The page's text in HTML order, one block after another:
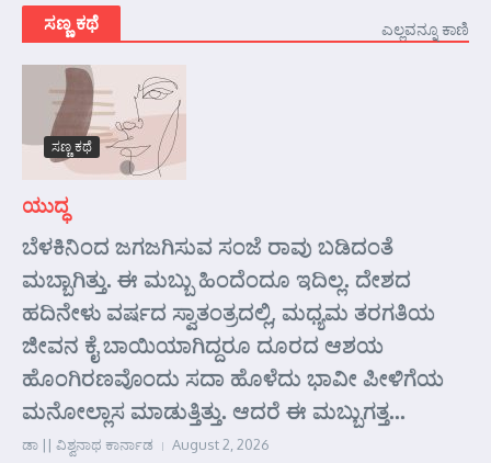
ಸಣ್ಣ ಕಥೆ ಎಲ್ಲವನ್ನೂ ಕಾಣಿ
ಸಣ್ಣ ಕಥೆ
ಯುದ್ಧ
ಬೆಳಕಿನಿಂದ ಜಗಜಗಿಸುವ ಸಂಜೆ ರಾವು ಬಡಿದಂತೆ
ಮಬ್ಬಾಗಿತ್ತು. ಈ ಮಬ್ಬು ಹಿಂದೆಂದೂ ಇದಿಲ್ಲ. ದೇಶದ
ಹದಿನೇಳು ವರ್ಷದ ಸ್ವಾತಂತ್ರದಲ್ಲಿ, ಮಧ್ಯಮ ತರಗತಿಯ
ಜೀವನ ಕೈ ಬಾಯಿಯಾಗಿದ್ದರೂ ದೂರದ ಆಶಯ
ಹೊಂಗಿರಣವೊಂದು ಸದಾ ಹೊಳೆದು ಭಾವೀ ಪೀಳಿಗೆಯ
ಮನೋಲ್ಲಾಸ ಮಾಡುತ್ತಿತ್ತು. ಆದರೆ ಈ ಮಬ್ಬುಗತ್ತ...
ಡಾ || ವಿಶ್ವನಾಥ ಕಾರ್ನಾಡ August 2, 2026